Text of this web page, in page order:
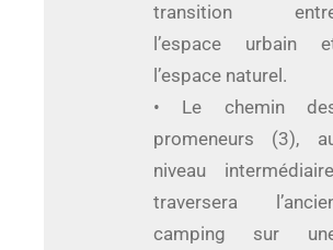
transition
l’espace urbain
l’espace naturel.
• Le chemin
promeneurs (3),
niveau
traversera
camping sur